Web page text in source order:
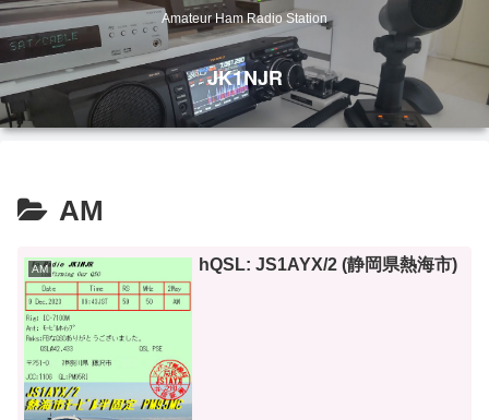
Amateur Ham Radio Station
JK1NJR
AM
AM hQSL: JS1AYX/2 (静岡県熱海市)